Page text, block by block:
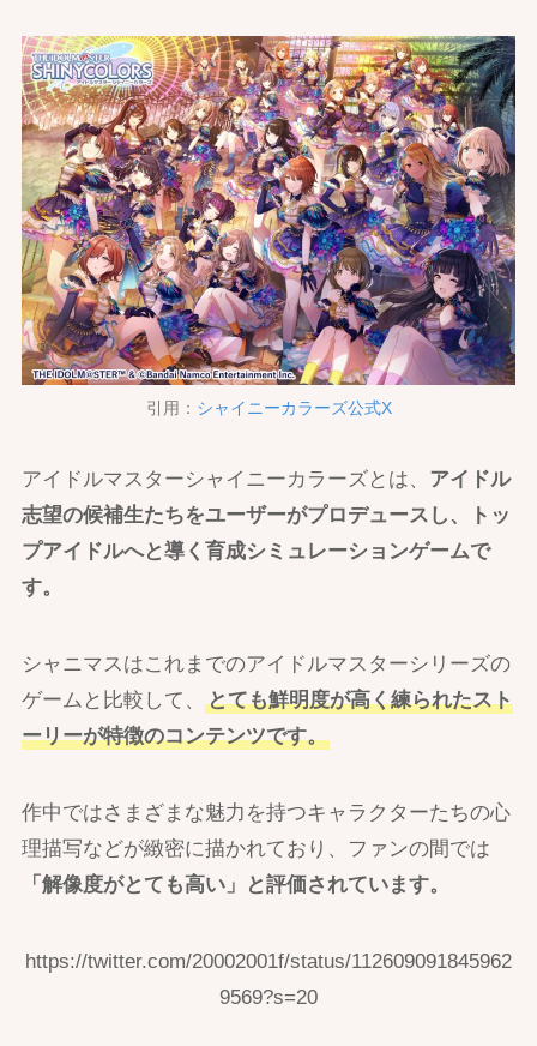
引用： シャイニーカラーズ公式X
アイドルマスターシャイニーカラーズとは、 アイドル
志望の候補生たちをユーザーがプロデュースし、トッ
プアイドルへと導く育成シミュレーションゲームで
す。
シャニマスはこれまでのアイドルマスターシリーズの
ゲームと比較して、
とても鮮明度が高く練られたスト
ーリーが特徴のコンテンツです。
作中ではさまざまな魅力を持つキャラクターたちの心
理描写などが緻密に描かれており、ファンの間では
「解像度がとても高い」と評価されています。
https://twitter.com/20002001f/status/112609091845962
9569?s=20